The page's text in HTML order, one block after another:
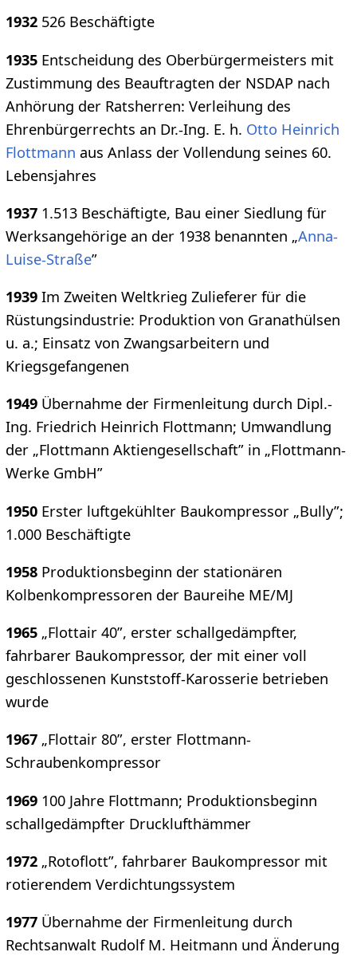
1932526 Beschäftigte
1935Entscheidung des Oberbürgermeisters mit
Zustimmung des Beauftragten der NSDAP nach
Anhörung der Ratsherren: Verleihung des
Ehrenbürgerrechts an Dr.-Ing. E. h. Otto Heinrich
Flottmann aus Anlass der Vollendung seines 60.
Lebensjahres
19371.513 Beschäftigte, Bau einer Siedlung für
Werksangehörige an der 1938 benannten „Anna-
Luise-Straße”
1939Im Zweiten Weltkrieg Zulieferer für die
Rüstungsindustrie: Produktion von Granathülsen
u. a.; Einsatz von Zwangsarbeitern und
Kriegsgefangenen
1949Übernahme der Firmenleitung durch Dipl.-
Ing. Friedrich Heinrich Flottmann; Umwandlung
der „Flottmann Aktiengesellschaft” in „Flottmann-
Werke GmbH”
1950Erster luftgekühlter Baukompressor „Bully”;
1.000 Beschäftigte
1958Produktionsbeginn der stationären
Kolbenkompressoren der Baureihe ME/MJ
1965„Flottair 40”, erster schallgedämpfter,
fahrbarer Baukompressor, der mit einer voll
geschlossenen Kunststoff-Karosserie betrieben
wurde
1967„Flottair 80”, erster Flottmann-
Schraubenkompressor
1969100 Jahre Flottmann; Produktionsbeginn
schallgedämpfter Drucklufthämmer
1972„Rotoflott”, fahrbarer Baukompressor mit
rotierendem Verdichtungssystem
1977Übernahme der Firmenleitung durch
Rechtsanwalt Rudolf M. Heitmann und Änderung